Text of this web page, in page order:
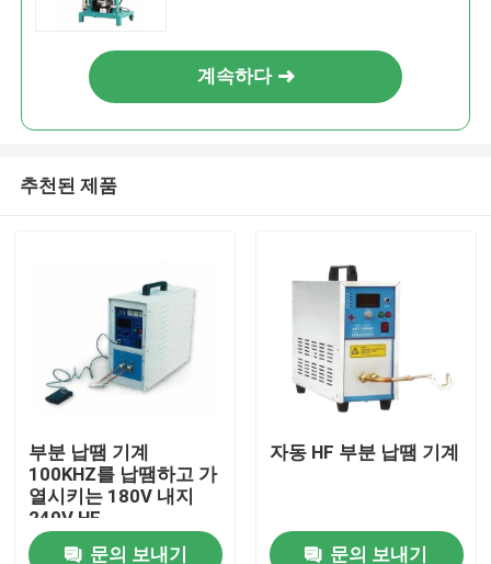
계속하다
추천된 제품
부분 납땜 기계
100KHZ를 납땜하고 가
열시키는 180V 내지
240V HF
문의 보내기
자동 HF 부분 납땜 기계
문의 보내기